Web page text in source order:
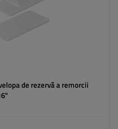
de rezervă a remorcii